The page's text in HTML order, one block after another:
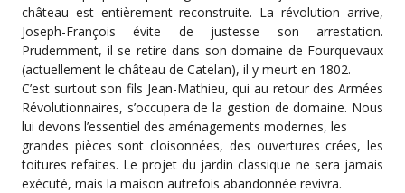
château est entièrement reconstruite. La révolution arrive,
Joseph-François évite de justesse son arrestation.
Prudemment, il se retire dans son domaine de Fourquevaux
(actuellement le château de Catelan), il y meurt en 1802.
C’est surtout son fils Jean-Mathieu, qui au retour des Armées
Révolutionnaires, s’occupera de la gestion de domaine. Nous
lui devons l’essentiel des aménagements modernes, les
grandes pièces sont cloisonnées, des ouvertures crées, les
toitures refaites. Le projet du jardin classique ne sera jamais
exécuté, mais la maison autrefois abandonnée revivra.